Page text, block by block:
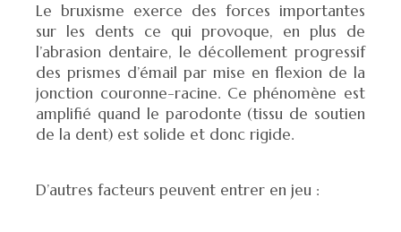
Le bruxisme exerce des forces importantes
sur les dents ce qui provoque, en plus de
l’abrasion dentaire, le décollement progressif
des prismes d’émail par mise en flexion de la
jonction couronne-racine. Ce phénomène est
amplifié quand le parodonte (tissu de soutien
de la dent) est solide et donc rigide.
D’autres facteurs peuvent entrer en jeu :